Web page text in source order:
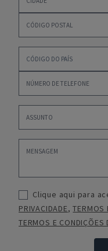
Clique aqui para
PRIVACIDADE,TERMOS
TERMOS E CONDIÇÕES